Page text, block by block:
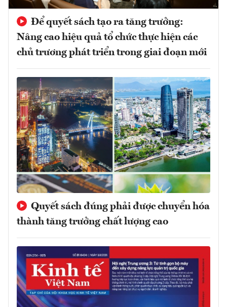
Để quyết sách tạo ra tăng trưởng:
Nâng cao hiệu quả tổ chức thực hiện các
chủ trương phát triển trong giai đoạn mới
Quyết sách đúng phải được chuyển hóa
thành tăng trưởng chất lượng cao